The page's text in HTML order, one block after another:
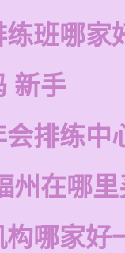
班哪家
新手
排练中
州在哪
哪家好